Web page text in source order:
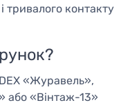
тривалого контакту
«Журавель»,
або «Вінтаж-13»